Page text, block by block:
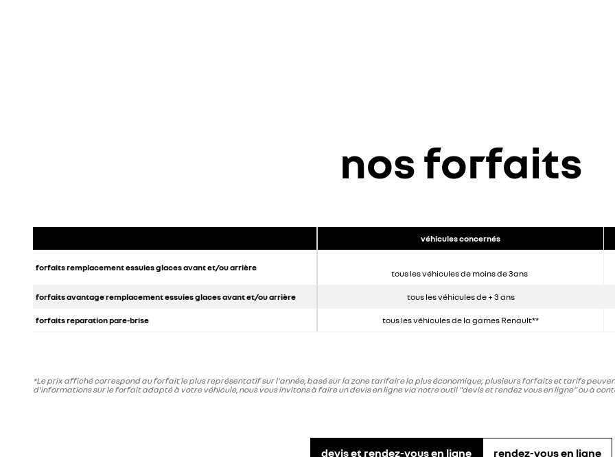
nos forfaits
véhicules concernés
forfaits remplacement essuies glaces avant et/ou arrière
tous les véhicules de moins de 3ans
forfaits avantage remplacement essuies glaces avant et/ou arrière tous les véhicules de + 3 ans
forfaits reparation pare-brise tous les véhicules de la games Renault**
*Le prix affiché correspond au forfait le plus représentatif sur l'année, basé sur la zone tarifaire la plus économique; plusieurs forfaits et tarifs
d'informations sur le forfait adapté à votre véhicule, nous vous invitons à faire un devis en ligne via notre outil "devis et rendez vous en ligne" ou à
devis et rendez-vous en ligne rendez-vous en ligne